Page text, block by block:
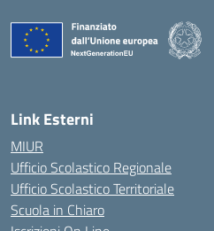
Link Esterni
MIUR
Ufficio Scolastico Regionale
Ufficio Scolastico Territoriale
Scuola in Chiaro